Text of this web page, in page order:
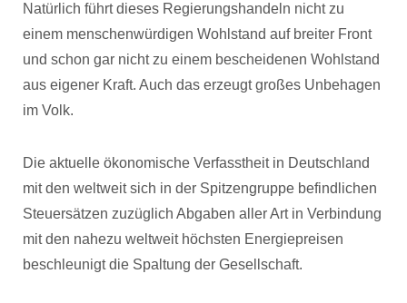
Natürlich führt dieses Regierungshandeln nicht zu
einem menschenwürdigen Wohlstand auf breiter Front
und schon gar nicht zu einem bescheidenen Wohlstand
aus eigener Kraft. Auch das erzeugt großes Unbehagen
im Volk.
Die aktuelle ökonomische Verfasstheit in Deutschland
mit den weltweit sich in der Spitzengruppe befindlichen
Steuersätzen zuzüglich Abgaben aller Art in Verbindung
mit den nahezu weltweit höchsten Energiepreisen
beschleunigt die Spaltung der Gesellschaft.